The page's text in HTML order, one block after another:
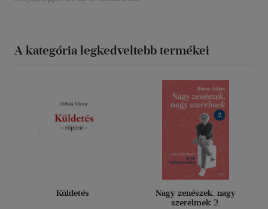
A kategória legkedveltebb termékei
Küldetés
Nagy zenészek, nagy
szerelmek 2.